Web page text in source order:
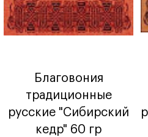
Благовония
традиционные
русские "Сибирский
кедр" 60 гр